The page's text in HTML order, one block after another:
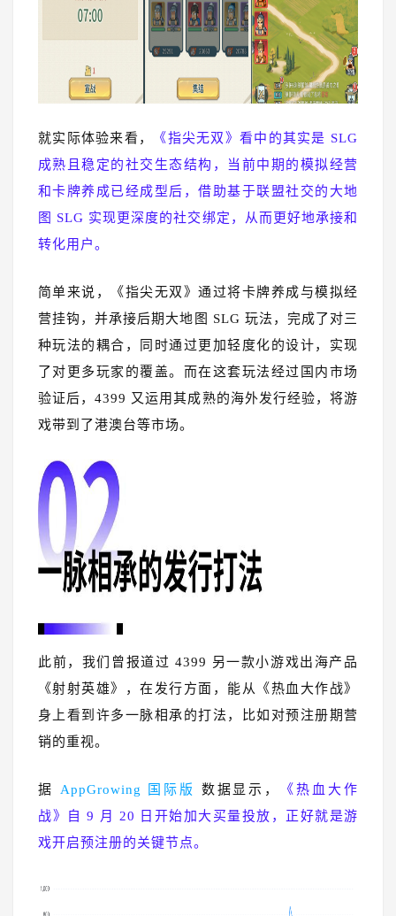
就实际体验来看，
《指尖无双》看中的其实是 SLG
成熟且稳定的社交生态结构，当前中期的模拟经营
和卡牌养成已经成型后，借助基于联盟社交的大地
图 SLG 实现更深度的社交绑定，从而更好地承接和
转化用户。
简单来说，《指尖无双》通过将卡牌养成与模拟经
营挂钩，并承接后期大地图 SLG 玩法，完成了对三
种玩法的耦合，同时通过更加轻度化的设计，实现
了对更多玩家的覆盖。而在这套玩法经过国内市场
验证后，4399 又运用其成熟的海外发行经验，将游
戏带到了港澳台等市场。
此前，我们曾报道过 4399 另一款小游戏出海产品
《射射英雄》，在发行方面，能从《热血大作战》
身上看到许多一脉相承的打法，比如对预注册期营
销的重视。
据 AppGrowing 国际版 数据显示，
《热血大作
战》自 9 月 20 日开始加大买量投放，正好就是游
戏开启预注册的关键节点。